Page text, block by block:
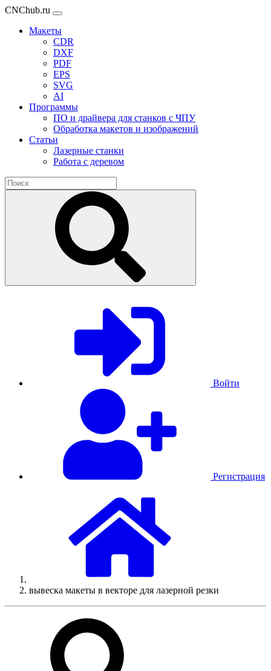
CNChub.ru
Макеты
CDR
DXF
PDF
EPS
SVG
AI
Программы
ПО и драйвера для станков с ЧПУ
Обработка макетов и изображений
Статьи
Лазерные станки
Работа с деревом
Войти
Регистрация
вывеска макеты в векторе для лазерной резки